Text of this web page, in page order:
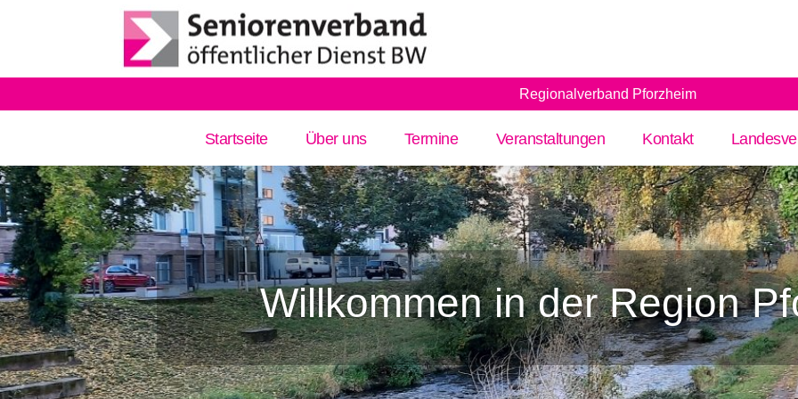
Regionalverband Pforzheim
Startseite Über uns Termine Veranstaltungen Kontakt
Willkommen in der Region